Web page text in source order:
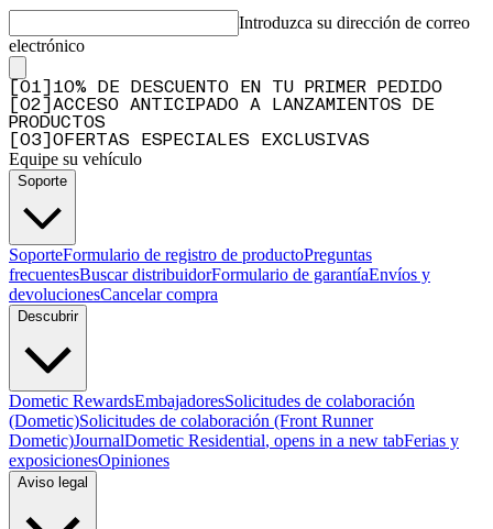
Introduzca su dirección de correo
electrónico
01
10% DE DESCUENTO EN TU PRIMER PEDIDO
02
ACCESO ANTICIPADO A LANZAMIENTOS DE
PRODUCTOS
03 OFERTAS ESPECIALES EXCLUSIVAS
Equipe su vehículo
Soporte
SoporteFormulario de registro de productoPreguntas
frecuentesBuscar distribuidorFormulario de garantíaEnvíos y
devolucionesCancelar compra
Descubrir
Dometic RewardsEmbajadoresSolicitudes de colaboración
(Dometic)Solicitudes de colaboración (Front Runner
Dometic)JournalDometic Residential, opens in a new tabFerias y
exposicionesOpiniones
Aviso legal